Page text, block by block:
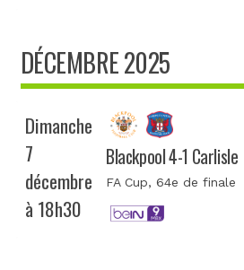
DÉCEMBRE 2025
Dimanche
7
décembre
à 18h30
Blackpool 4-1 Carlisle
FA Cup, 64e de finale